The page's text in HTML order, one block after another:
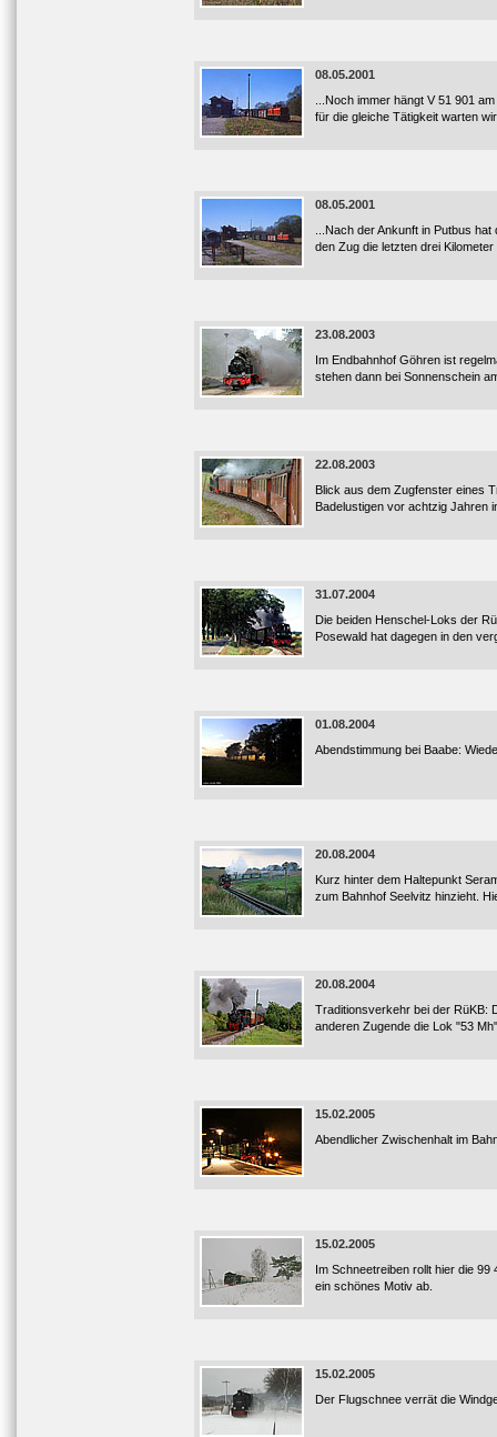
08.05.2001
...Noch immer hängt V 51 901
für die gleiche Tätigkeit warten
08.05.2001
...Nach der Ankunft in Putbus
den Zug die letzten drei
23.08.2003
Im Endbahnhof Göhren ist
stehen dann bei Sonnenschein
22.08.2003
Blick aus dem Zugfenster eines
Badelustigen vor achtzig Jahren
31.07.2004
Die beiden Henschel-Loks der
Posewald hat dagegen in den
01.08.2004
Abendstimmung bei Baabe:
20.08.2004
Kurz hinter dem Haltepunkt
zum Bahnhof Seelvitz hinzieht.
20.08.2004
Traditionsverkehr bei der RüKB:
anderen Zugende die Lok "53
15.02.2005
Abendlicher Zwischenhalt im
15.02.2005
Im Schneetreiben rollt hier die
ein schönes Motiv ab.
15.02.2005
Der Flugschnee verrät die